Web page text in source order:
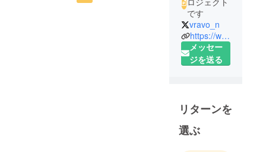
です
vravo_n
https://www.vravo.jp/
メッセー
ジを送る
リターンを
選ぶ